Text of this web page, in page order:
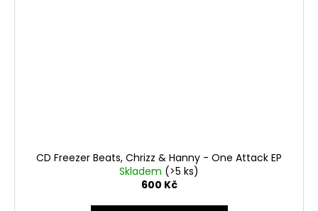
CD Freezer Beats, Chrizz & Hanny - One Attack EP
Skladem (>5 ks)
600 Kč